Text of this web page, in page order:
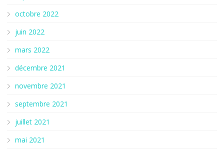
octobre 2022
juin 2022
mars 2022
décembre 2021
novembre 2021
septembre 2021
juillet 2021
mai 2021